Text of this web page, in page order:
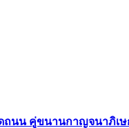
ถนน คู่ขนานกาญจนาภิเษ